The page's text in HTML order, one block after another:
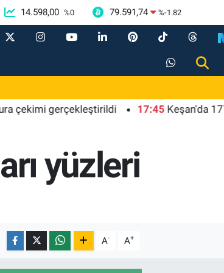
14.598,00 %0 79.591,74 %-1.82
gerçekleştirildi 17:45 Keşan'da 177
yüzleri
A- A+